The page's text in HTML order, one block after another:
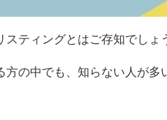
スティングとはご存知でしょ
方の中でも、知らない人が多